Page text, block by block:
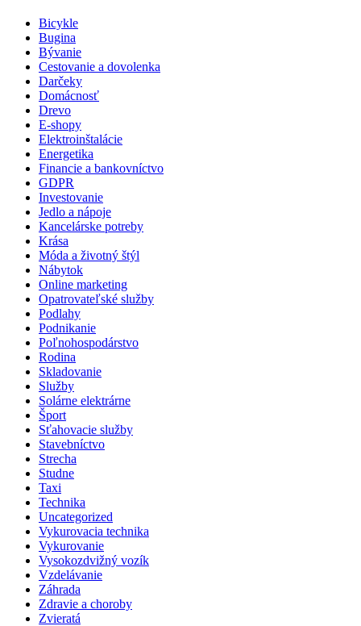
Bicykle
Bugina
Bývanie
Cestovanie a dovolenka
Darčeky
Domácnosť
Drevo
E-shopy
Elektroinštalácie
Energetika
Financie a bankovníctvo
GDPR
Investovanie
Jedlo a nápoje
Kancelárske potreby
Krása
Móda a životný štýl
Nábytok
Online marketing
Opatrovateľské služby
Podlahy
Podnikanie
Poľnohospodárstvo
Rodina
Skladovanie
Služby
Solárne elektrárne
Šport
Sťahovacie služby
Stavebníctvo
Strecha
Studne
Taxi
Technika
Uncategorized
Vykurovacia technika
Vykurovanie
Vysokozdvižný vozík
Vzdelávanie
Záhrada
Zdravie a choroby
Zvieratá